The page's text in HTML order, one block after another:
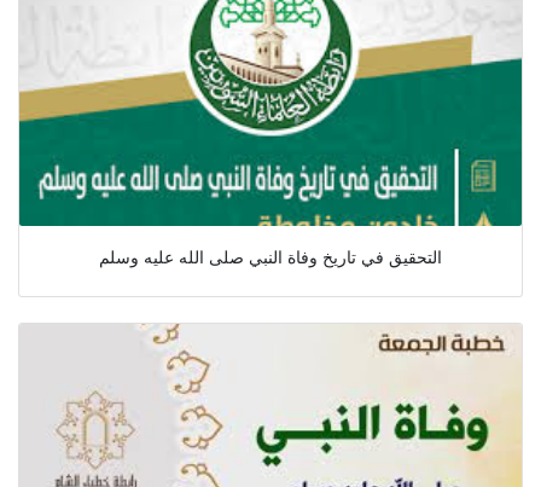
التحقيق في تاريخ وفاة النبي صلى الله عليه وسلم